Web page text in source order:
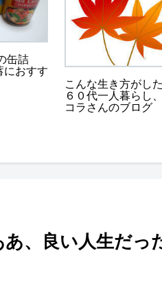
缶詰
におすす
こんな生き方がした
６０代一人暮らし
コラさんのブログ
、良い人生だっ